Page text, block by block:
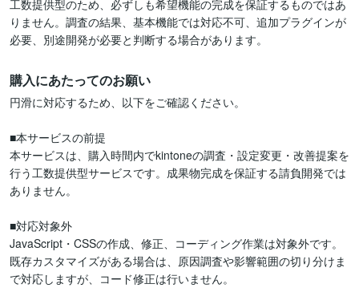
工数提供型のため、必ずしも希望機能の完成を保証するものではあ
りません。調査の結果、基本機能では対応不可、追加プラグインが
必要、別途開発が必要と判断する場合があります。
購入にあたってのお願い
円滑に対応するため、以下をご確認ください。
■本サービスの前提
本サービスは、購入時間内でkintoneの調査・設定変更・改善提案を
行う工数提供型サービスです。成果物完成を保証する請負開発では
ありません。
■対応対象外
JavaScript・CSSの作成、修正、コーディング作業は対象外です。
既存カスタマイズがある場合は、原因調査や影響範囲の切り分けま
で対応しますが、コード修正は行いません。